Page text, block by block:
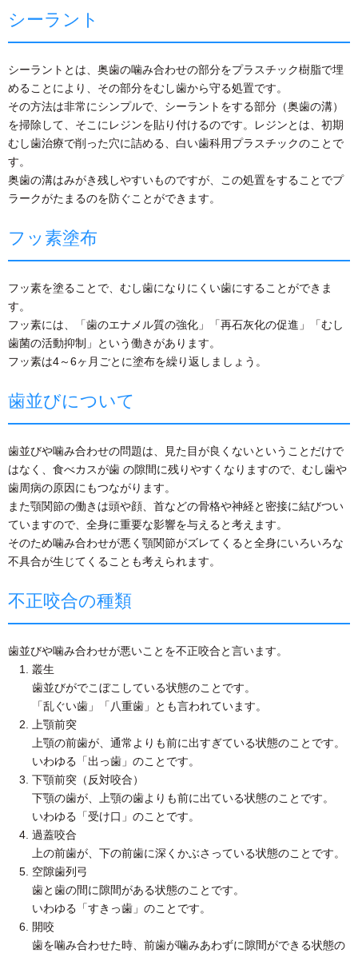
シーラント
シーラントとは、奥歯の噛み合わせの部分をプラスチック樹脂で埋
めることにより、その部分をむし歯から守る処置です。
その方法は非常にシンプルで、シーラントをする部分（奥歯の溝）
を掃除して、そこにレジンを貼り付けるのです。レジンとは、初期
むし歯治療で削った穴に詰める、白い歯科用プラスチックのことで
す。
奥歯の溝はみがき残しやすいものですが、この処置をすることでプ
ラークがたまるのを防ぐことができます。
フッ素塗布
フッ素を塗ることで、むし歯になりにくい歯にすることができま
す。
フッ素には、「歯のエナメル質の強化」「再石灰化の促進」「むし
歯菌の活動抑制」という働きがあります。
フッ素は4～6ヶ月ごとに塗布を繰り返しましょう。
歯並びについて
歯並びや噛み合わせの問題は、見た目が良くないということだけで
はなく、食べカスが歯 の隙間に残りやすくなりますので、むし歯や
歯周病の原因にもつながります。
また顎関節の働きは頭や顔、首などの骨格や神経と密接に結びつい
ていますので、全身に重要な影響を与えると考えます。
そのため噛み合わせが悪く顎関節がズレてくると全身にいろいろな
不具合が生じてくることも考えられます。
不正咬合の種類
歯並びや噛み合わせが悪いことを不正咬合と言います。
叢生
歯並びがでこぼこしている状態のことです。
「乱ぐい歯」「八重歯」とも言われています。
上顎前突
上顎の前歯が、通常よりも前に出すぎている状態のことです。
いわゆる「出っ歯」のことです。
下顎前突（反対咬合）
下顎の歯が、上顎の歯よりも前に出ている状態のことです。
いわゆる「受け口」のことです。
過蓋咬合
上の前歯が、下の前歯に深くかぶさっている状態のことです。
空隙歯列弓
歯と歯の間に隙間がある状態のことです。
いわゆる「すきっ歯」のことです。
開咬
歯を噛み合わせた時、前歯が噛みあわずに隙間ができる状態の